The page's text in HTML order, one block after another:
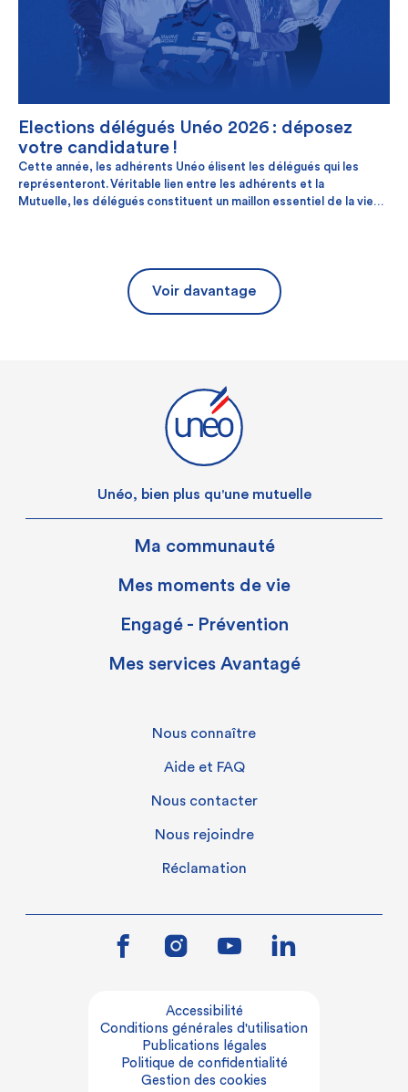
Elections délégués Unéo 2026 : déposez
votre candidature !
Cette année, les adhérents Unéo élisent les délégués qui les
représenteront. Véritable lien entre les adhérents et la
Mutuelle, les délégués constituent un maillon essentiel de la vie
Voir davantage
Unéo, bien plus qu'une mutuelle
Ma communauté
Mes moments de vie
Engagé - Prévention
Mes services Avantagé
Nous connaître
Aide et FAQ
Nous contacter
Nous rejoindre
Réclamation
Accessibilité
Conditions générales d'utilisation
Publications légales
Politique de confidentialité
Gestion des cookies